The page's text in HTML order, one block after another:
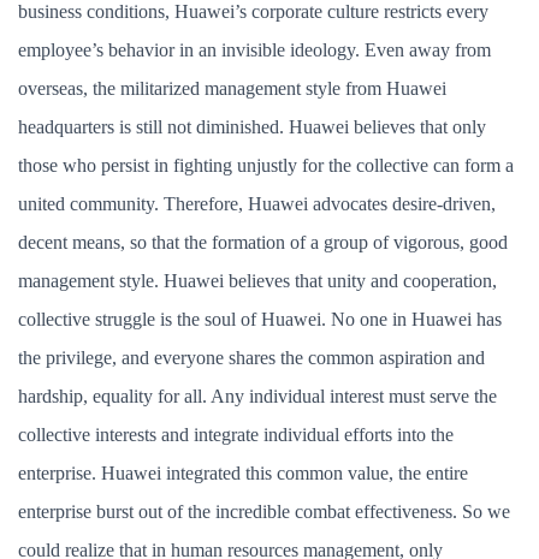
business conditions, Huawei’s corporate culture restricts every
employee’s behavior in an invisible ideology. Even away from
overseas, the militarized management style from Huawei
headquarters is still not diminished. Huawei believes that only
those who persist in fighting unjustly for the collective can form a
united community. Therefore, Huawei advocates desire-driven,
decent means, so that the formation of a group of vigorous, good
management style. Huawei believes that unity and cooperation,
collective struggle is the soul of Huawei. No one in Huawei has
the privilege, and everyone shares the common aspiration and
hardship, equality for all. Any individual interest must serve the
collective interests and integrate individual efforts into the
enterprise. Huawei integrated this common value, the entire
enterprise burst out of the incredible combat effectiveness. So we
could realize that in human resources management, only